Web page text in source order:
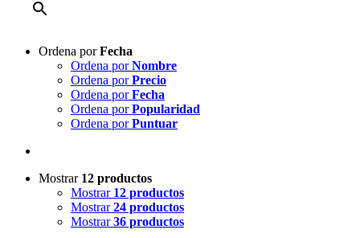
Ordena porFecha
Ordena porNombre
Ordena porPrecio
Ordena porFecha
Ordena porPopularidad
Ordena porPuntuar
Mostrar 12 productos
Mostrar 12 productos
Mostrar24 productos
Mostrar36 productos